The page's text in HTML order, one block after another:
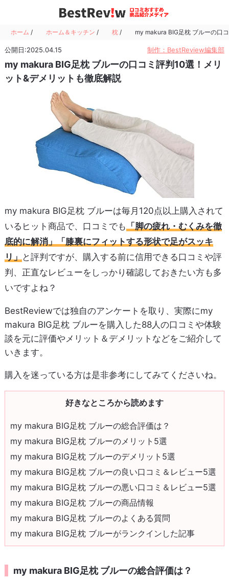
ホーム / ホーム＆キッチン / 枕 / my makura BIG足枕 ブルーの口
公開日:2025.04.15 制作：BestReview編集部
my makura BIG足枕 ブルーの口コミ評判10選！メリ
ット&デメリットも徹底解説
my makura BIG足枕 ブルーは毎月120点以上購入されて
いるヒット商品で、口コミでも「脚の疲れ・むくみを徹
底的に解消」「膝裏にフィットする形状で足がスッキ
リ」と評判ですが、購入する前に信用できる口コミや評
判、正直なレビューをしっかり確認しておきたい方も多
いですよね？
BestReviewでは独自のアンケートを取り、実際にmy
makura BIG足枕 ブルーを購入した88人の口コミや体験
談を元に評価やメリット＆デメリットなどをご紹介して
いきます。
購入を迷っている方は是非参考にしてみてくださいね。
好きなところから読めます
my makura BIG足枕 ブルーの総合評価は？
my makura BIG足枕 ブルーのメリット5選
my makura BIG足枕 ブルーのデメリット5選
my makura BIG足枕 ブルーの良い口コミ＆レビュー5選
my makura BIG足枕 ブルーの悪い口コミ＆レビュー5選
my makura BIG足枕 ブルーの商品情報
my makura BIG足枕 ブルーのよくある質問
my makura BIG足枕 ブルーがランクインした記事
my makura BIG足枕 ブルーの総合評価は？